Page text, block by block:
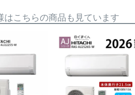
はこちらの商品も見ています